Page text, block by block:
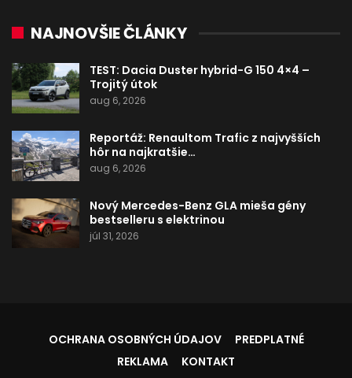
NAJNOVŠIE ČLÁNKY
TEST: Dacia Duster hybrid-G 150 4×4 –
Trojitý útok
aug 6, 2026
Reportáž: Renaultom Trafic z najvyšších
hôr na najkratšie…
aug 6, 2026
Nový Mercedes-Benz GLA mieša gény
bestselleru s elektrinou
júl 31, 2026
OCHRANA OSOBNÝCH ÚDAJOV
PREDPLATNÉ
REKLAMA
KONTAKT